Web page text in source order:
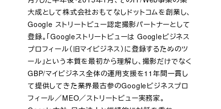
大成として株式会社おもてなしドットコムを創業し、
Google ストリートビュー認定撮影パートナーとして
登録。「Googleストリートビューは Googleビジネス
プロフィール（旧マイビジネス）に登録するためのツ
ール」という本質を最初から理解し、撮影だけでなく
GBP/マイビジネス全体の運用支援を11年間一貫し
て提供してきた業界最古参のGoogleビジネスプロ
フィール／MEO／ストリートビュー実務家。